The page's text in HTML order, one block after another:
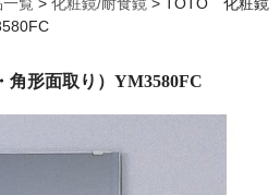
形面取り）YM3580FC